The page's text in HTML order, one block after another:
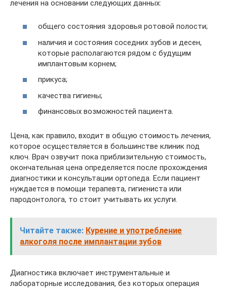
лечения на основании следующих данных:
общего состояния здоровья ротовой полости;
наличия и состояния соседних зубов и десен,
которые располагаются рядом с будущим
имплантовым корнем;
прикуса;
качества гигиены;
финансовых возможностей пациента.
Цена, как правило, входит в общую стоимость лечения,
которое осуществляется в большинстве клиник под
ключ. Врач озвучит пока приблизительную стоимость,
окончательная цена определяется после прохождения
диагностики и консультации ортопеда. Если пациент
нуждается в помощи терапевта, гигиениста или
пародонтолога, то стоит учитывать их услуги.
Читайте также: Курение и употребление
алкоголя после имплантации зубов
Диагностика включает инструментальные и
лабораторные исследования, без которых операция